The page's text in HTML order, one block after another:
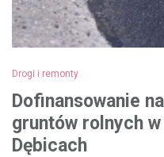
Drogi i remonty
Dofinansowanie
gruntów rolnych
Dębicach